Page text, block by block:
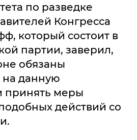
по разведке
Конгресса
который состоит в
партии, заверил,
обязаны
на данную
меры
действий со